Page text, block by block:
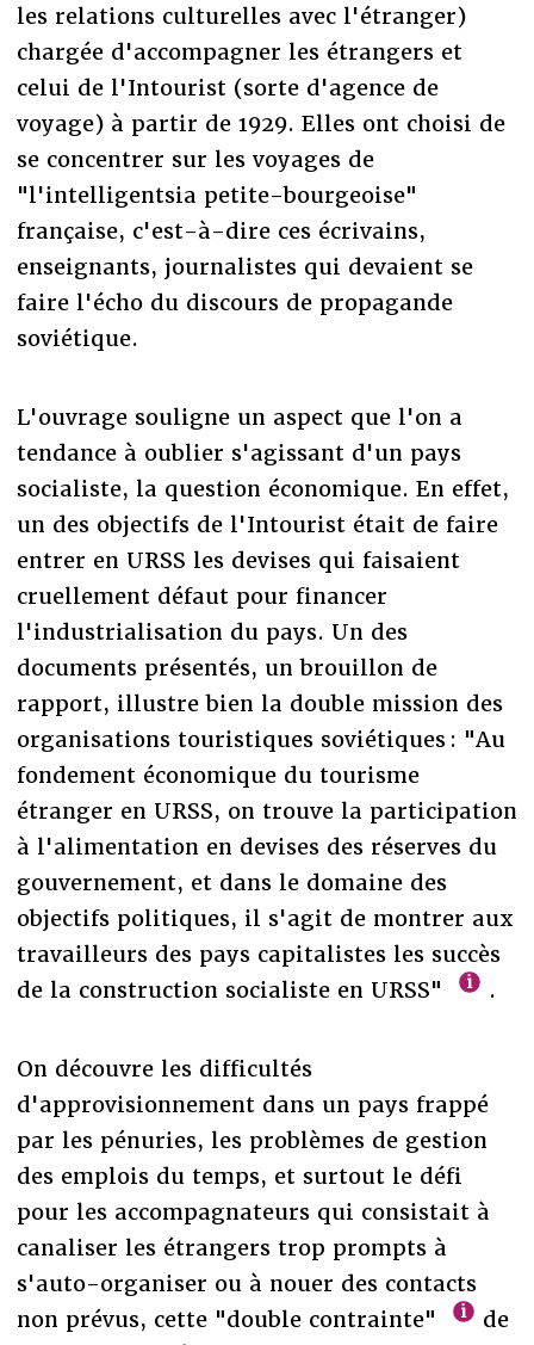
les relations culturelles avec l'étranger)
chargée d'accompagner les étrangers et
celui de l'Intourist (sorte d'agence de
voyage) à partir de 1929. Elles ont choisi de
se concentrer sur les voyages de
"l'intelligentsia petite-bourgeoise"
française, c'est-à-dire ces écrivains,
enseignants, journalistes qui devaient se
faire l'écho du discours de propagande
soviétique.
L'ouvrage souligne un aspect que l'on a
tendance à oublier s'agissant d'un pays
socialiste, la question économique. En effet,
un des objectifs de l'Intourist était de faire
entrer en URSS les devises qui faisaient
cruellement défaut pour financer
l'industrialisation du pays. Un des
documents présentés, un brouillon de
rapport, illustre bien la double mission des
organisations touristiques soviétiques : "Au
fondement économique du tourisme
étranger en URSS, on trouve la participation
à l'alimentation en devises des réserves du
gouvernement, et dans le domaine des
objectifs politiques, il s'agit de montrer aux
travailleurs des pays capitalistes les succès
de la construction socialiste en URSS"
.
On découvre les difficultés
d'approvisionnement dans un pays frappé
par les pénuries, les problèmes de gestion
des emplois du temps, et surtout le défi
pour les accompagnateurs qui consistait à
canaliser les étrangers trop prompts à
s'auto-organiser ou à nouer des contacts
non prévus, cette "double contrainte"
de